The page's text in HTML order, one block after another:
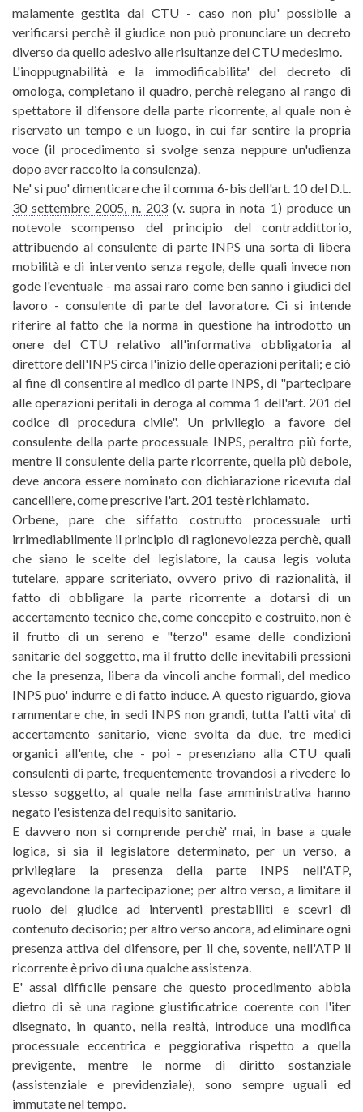
malamente gestita dal CTU - caso non piu' possibile a
verificarsi perchè il giudice non può pronunciare un decreto
diverso da quello adesivo alle risultanze del CTU medesimo.
L'inoppugnabilità e la immodificabilita' del decreto di
omologa, completano il quadro, perchè relegano al rango di
spettatore il difensore della parte ricorrente, al quale non è
riservato un tempo e un luogo, in cui far sentire la propria
voce (il procedimento si svolge senza neppure un'udienza
dopo aver raccolto la consulenza).
Ne' si puo' dimenticare che il comma 6-bis dell'art. 10 del D.L.
30 settembre 2005, n. 203(v. supra in nota 1) produce un
notevole scompenso del principio del contraddittorio,
attribuendo al consulente di parte INPS una sorta di libera
mobilità e di intervento senza regole, delle quali invece non
gode l'eventuale - ma assai raro come ben sanno i giudici del
lavoro - consulente di parte del lavoratore. Ci si intende
riferire al fatto che la norma in questione ha introdotto un
onere del CTU relativo all'informativa obbligatoria al
direttore dell'INPS circa l'inizio delle operazioni peritali; e ciò
al fine di consentire al medico di parte INPS, di "partecipare
alle operazioni peritali in deroga al comma 1 dell'art. 201 del
codice di procedura civile". Un privilegio a favore del
consulente della parte processuale INPS, peraltro più forte,
mentre il consulente della parte ricorrente, quella più debole,
deve ancora essere nominato con dichiarazione ricevuta dal
cancelliere, come prescrive l'art. 201 testè richiamato.
Orbene, pare che siffatto costrutto processuale urti
irrimediabilmente il principio di ragionevolezza perchè, quali
che siano le scelte del legislatore, la causa legis voluta
tutelare, appare scriteriato, ovvero privo di razionalità, il
fatto di obbligare la parte ricorrente a dotarsi di un
accertamento tecnico che, come concepito e costruito, non è
il frutto di un sereno e "terzo" esame delle condizioni
sanitarie del soggetto, ma il frutto delle inevitabili pressioni
che la presenza, libera da vincoli anche formali, del medico
INPS puo' indurre e di fatto induce. A questo riguardo, giova
rammentare che, in sedi INPS non grandi, tutta l'atti vita' di
accertamento sanitario, viene svolta da due, tre medici
organici all'ente, che - poi - presenziano alla CTU quali
consulenti di parte, frequentemente trovandosi a rivedere lo
stesso soggetto, al quale nella fase amministrativa hanno
negato l'esistenza del requisito sanitario.
E davvero non si comprende perchè' mai, in base a quale
logica, si sia il legislatore determinato, per un verso, a
privilegiare la presenza della parte INPS nell'ATP,
agevolandone la partecipazione; per altro verso, a limitare il
ruolo del giudice ad interventi prestabiliti e scevri di
contenuto decisorio; per altro verso ancora, ad eliminare ogni
presenza attiva del difensore, per il che, sovente, nell'ATP il
ricorrente è privo di una qualche assistenza.
E' assai difficile pensare che questo procedimento abbia
dietro di sè una ragione giustificatrice coerente con l'iter
disegnato, in quanto, nella realtà, introduce una modifica
processuale eccentrica e peggiorativa rispetto a quella
previgente, mentre le norme di diritto sostanziale
(assistenziale e previdenziale), sono sempre uguali ed
immutate nel tempo.